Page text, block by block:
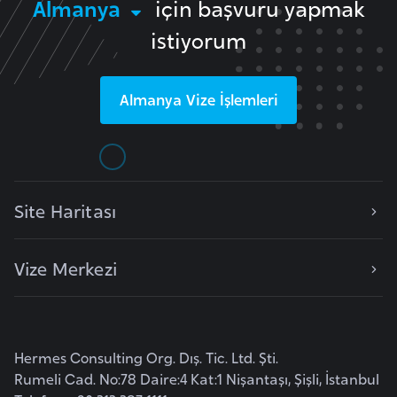
Almanya
için başvuru yapmak
istiyorum
Almanya Vize İşlemleri
Site Haritası
Vize Merkezi
Hermes Consulting Org. Dış. Tic. Ltd. Şti.
Rumeli Cad. No:78 Daire:4 Kat:1 Nişantaşı, Şişli, İstanbul
r
e
y
C